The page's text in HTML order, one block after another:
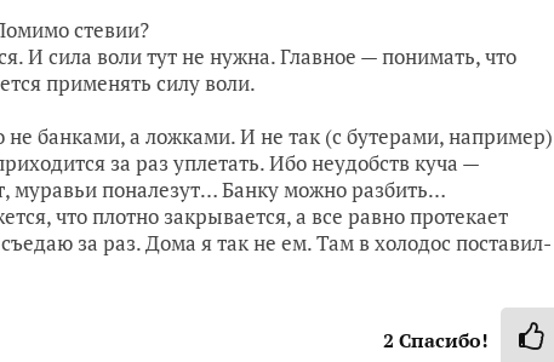
стевии?
И сила воли тут не нужна. Главное — понимать, что
применять силу воли.
не банками, а ложками. И не так (с бутерами,
за раз уплетать. Ибо неудобств куча —
муравьи поналезут… Банку можно разбить…
что плотно закрывается, а все равно протекает
за раз. Дома я так не ем. Там в холодос поставил-
2 Спасибо!